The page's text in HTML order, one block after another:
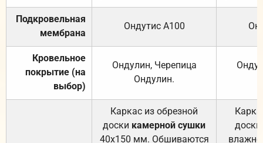
Подкровельная
мембрана
Ондутис А100
Кровельное
покрытие (на
выбор)
Ондулин, Черепица
Ондулин.
Каркас из обрезной
доски камерной сушки
40х150 мм. Обшиваются
доски